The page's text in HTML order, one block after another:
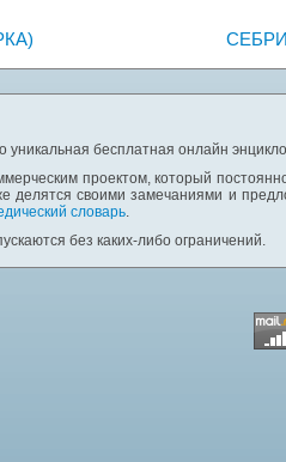
уникальная бесплатная онлайн
проектом, который
делятся своими замечаниями и
словарь.
без каких-либо ограничений.